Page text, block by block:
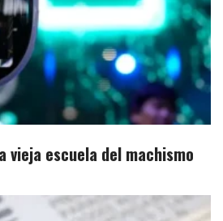
vieja escuela del machismo